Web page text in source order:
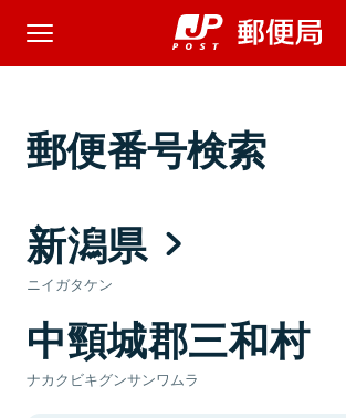
郵便番号検索
新潟県
ニイガタケン
中頸城郡三和村
ナカクビキグンサンワムラ